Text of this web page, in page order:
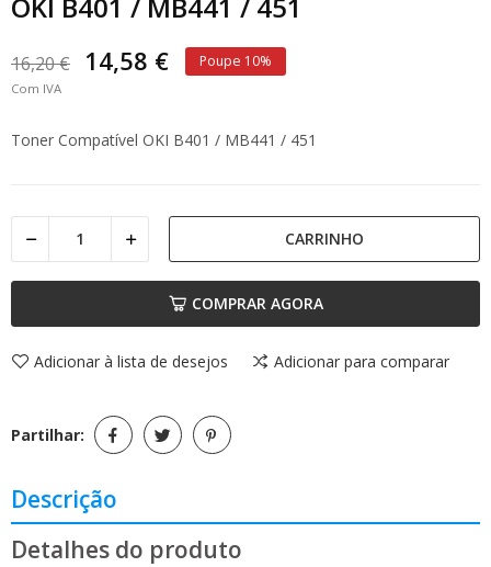
OKI B401 / MB441 / 451
16,20 € 14,58 € Poupe 10%
Com IVA
Toner Compatível OKI B401 / MB441 / 451
CARRINHO
COMPRAR AGORA
Adicionar à lista de desejos Adicionar para comparar
Partilhar:
Descrição
Detalhes do produto